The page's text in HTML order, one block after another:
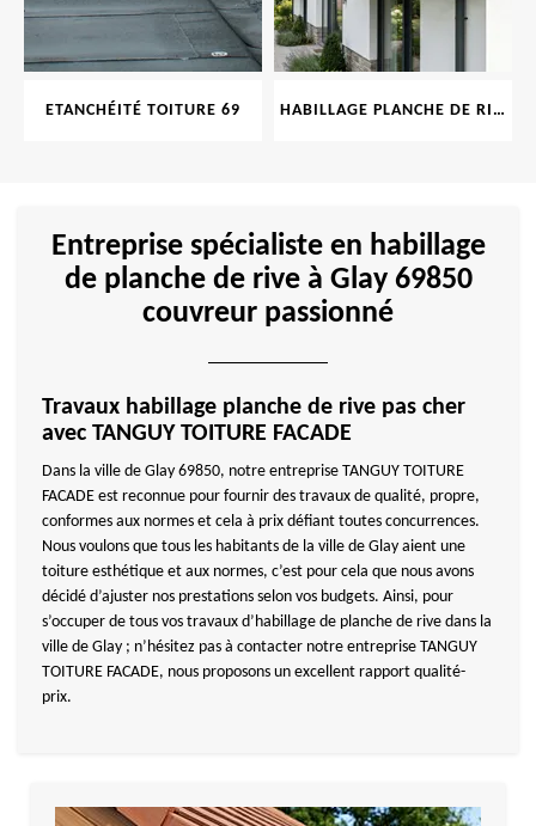
ETANCHÉITÉ TOITURE 69 HABILLAGE PLANCHE DE RIVE 69
Entreprise spécialiste en habillage
de planche de rive à Glay 69850
couvreur passionné
Travaux habillage planche de rive pas cher
avec TANGUY TOITURE FACADE
Dans la ville de Glay 69850, notre entreprise TANGUY TOITURE
FACADE est reconnue pour fournir des travaux de qualité, propre,
conformes aux normes et cela à prix défiant toutes concurrences.
Nous voulons que tous les habitants de la ville de Glay aient une
toiture esthétique et aux normes, c’est pour cela que nous avons
décidé d’ajuster nos prestations selon vos budgets. Ainsi, pour
s’occuper de tous vos travaux d’habillage de planche de rive dans la
ville de Glay ; n’hésitez pas à contacter notre entreprise TANGUY
TOITURE FACADE, nous proposons un excellent rapport qualité-
prix.